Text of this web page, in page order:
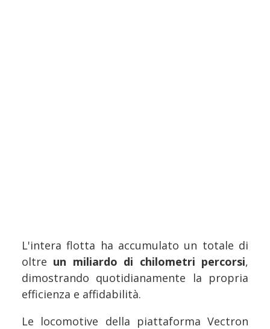
L'intera flotta ha accumulato un totale di
oltre un miliardo di chilometri percorsi,
dimostrando quotidianamente la propria
efficienza e affidabilità.
Le locomotive della piattaforma Vectron